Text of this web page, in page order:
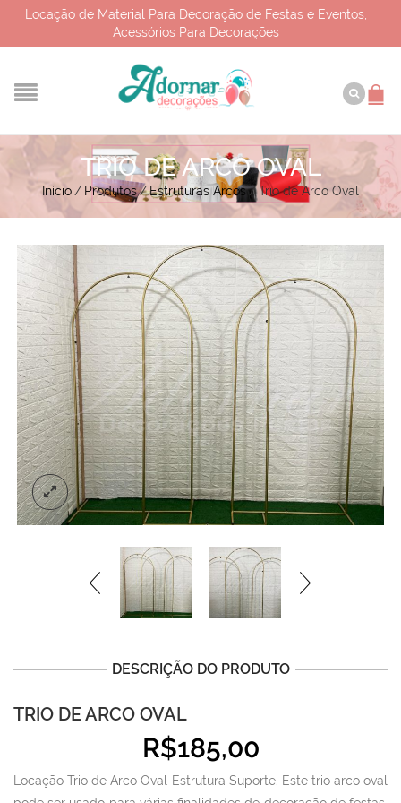
Locação de Material Para Decoração de Festas e Eventos,
Acessórios Para Decorações
TRIO DE ARCO OVAL
Início / Produtos/Estruturas Arcos/Trio de Arco Oval
DESCRIÇÃO DO PRODUTO
TRIO DE ARCO OVAL
R$185,00
Locação Trio de Arco Oval Estrutura Suporte. Este trio arco oval